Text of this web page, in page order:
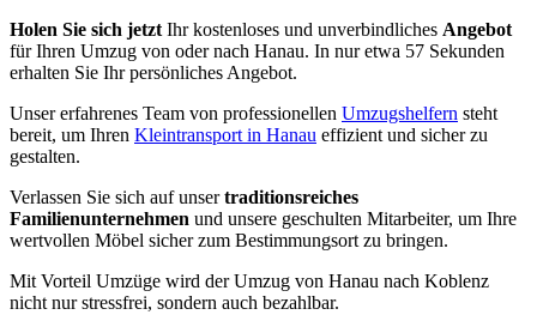
Holen Sie sich jetzt Ihr kostenloses und unverbindliches Angebot
für Ihren Umzug von oder nach Hanau. In nur etwa 57 Sekunden
erhalten Sie Ihr persönliches Angebot.
Unser erfahrenes Team von professionellen Umzugshelfern steht
bereit, um Ihren Kleintransport in Hanau effizient und sicher zu
gestalten.
Verlassen Sie sich auf unsertraditionsreiches
Familienunternehmen und unsere geschulten Mitarbeiter, um Ihre
wertvollen Möbel sicher zum Bestimmungsort zu bringen.
Mit Vorteil Umzüge wird der Umzug von Hanau nach Koblenz
nicht nur stressfrei, sondern auch bezahlbar.